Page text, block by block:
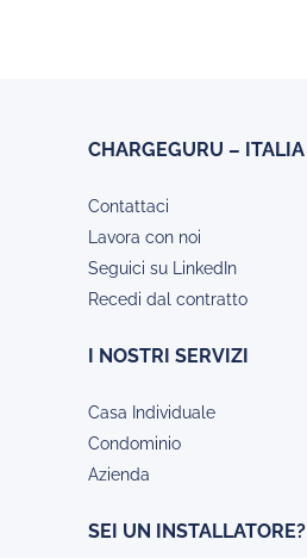
CHARGEGURU – ITALIA
Contattaci
Lavora con noi
Seguici su LinkedIn
Recedi dal contratto
I NOSTRI SERVIZI
Casa Individuale
Condominio
Azienda
SEI UN INSTALLATORE?